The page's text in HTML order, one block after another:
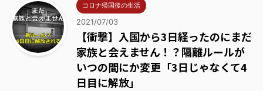
コロナ帰国後の生活
2021/07/03
【衝撃】入国から3日経ったのにまだ
家族と会えません！？隔離ルールが
いつの間にか変更「3日じゃなくて4
日目に解放」